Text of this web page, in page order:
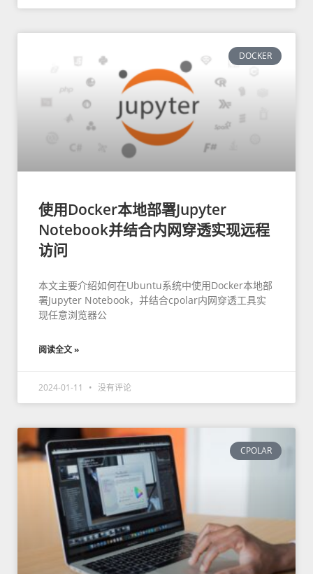
DOCKER
使用Docker本地部署Jupyter
Notebook并结合内网穿透实现远程
访问
本文主要介绍如何在Ubuntu系统中使用Docker本地部
署Jupyter Notebook，并结合cpolar内网穿透工具实
现任意浏览器公
阅读全文 »
2024-01-11 没有评论
CPOLAR